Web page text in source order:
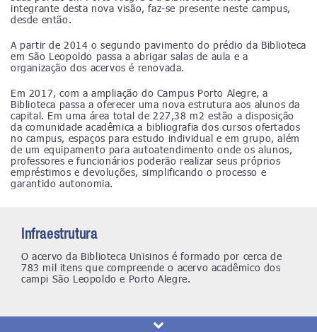
integrante desta nova visão, faz-se presente neste campus,
desde então.
A partir de 2014 o segundo pavimento do prédio da Biblioteca
em São Leopoldo passa a abrigar salas de aula e a
organização dos acervos é renovada.
Em 2017, com a ampliação do Campus Porto Alegre, a
Biblioteca passa a oferecer uma nova estrutura aos alunos da
capital. Em uma área total de 227,38 m2 estão a disposição
da comunidade acadêmica a bibliografia dos cursos ofertados
no campus, espaços para estudo individual e em grupo, além
de um equipamento para autoatendimento onde os alunos,
professores e funcionários poderão realizar seus próprios
empréstimos e devoluções, simplificando o processo e
garantido autonomia.
Infraestrutura
O acervo da Biblioteca Unisinos é formado por cerca de
783 mil itens que compreende o acervo acadêmico dos
campi São Leopoldo e Porto Alegre.